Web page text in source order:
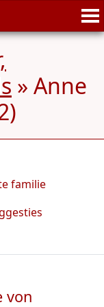
» Anne
familie
von